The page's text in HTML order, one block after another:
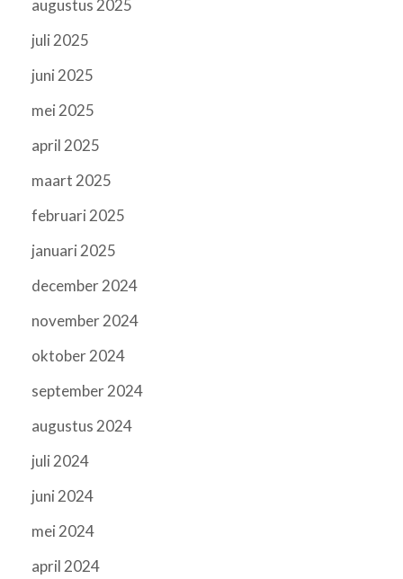
augustus 2025
juli 2025
juni 2025
mei 2025
april 2025
maart 2025
februari 2025
januari 2025
december 2024
november 2024
oktober 2024
september 2024
augustus 2024
juli 2024
juni 2024
mei 2024
april 2024